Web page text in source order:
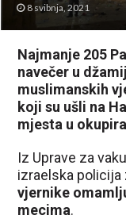
8 svibnja, 2021
Najmanje 205
navečer u
muslimanskih
koji su ušli na
mjesta u
Iz Uprave za
izraelska policija
vjernike
mecima.